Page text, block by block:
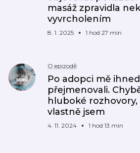
masáž zpravidla
vyvrcholením
8. 1. 2025 1 hod 27 min
O epizodě
Po adopci mě ihned
přejmenovali.
hluboké rozhovory,
vlastně jsem
4. 11. 2024 1 hod 13 min